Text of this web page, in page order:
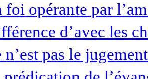
foi opérante par
d’avec les
n’est pas le